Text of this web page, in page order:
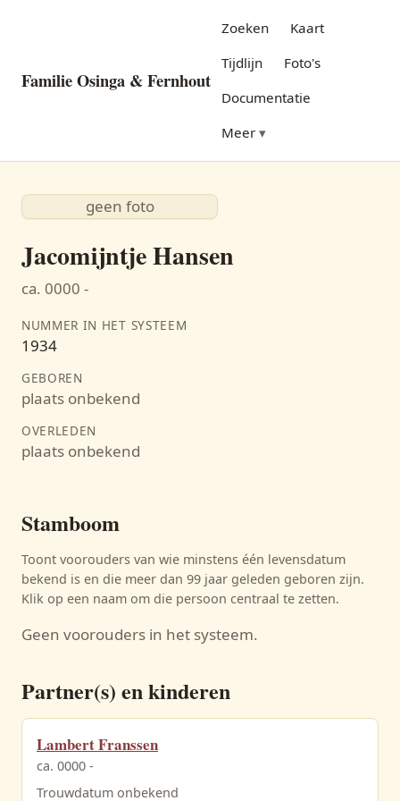
Familie Osinga & Fernhout
Zoeken
Kaart
Tijdlijn
Foto's
Documentatie
Meer
geen foto
Jacomijntje Hansen
ca. 0000 -
NUMMER IN HET SYSTEEM
1934
GEBOREN
plaats onbekend
OVERLEDEN
plaats onbekend
Stamboom
Toont voorouders van wie minstens één levensdatum
bekend is en die meer dan 99 jaar geleden geboren zijn.
Klik op een naam om die persoon centraal te zetten.
Geen voorouders in het systeem.
Partner(s) en kinderen
Lambert Franssen
ca. 0000 -
Trouwdatum onbekend